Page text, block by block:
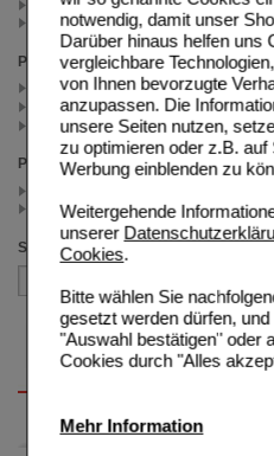
notwendig, damit unser
Darüber hinaus helfen uns
vergleichbare
von Ihnen bevorzugte
anzupassen. Die
unsere Seiten nutzen,
zu optimieren oder z.B.
Werbung einblenden zu
Weitergehende
unserer
Cookies.
Bitte wählen Sie
gesetzt werden dürfen,
"Auswahl bestätigen" oder
Cookies durch "Alles
Mehr Information
Elevit 1 gratis Elevit 2 (4er) (2)
fruchtbare Tage (1)
Packungsgröße
90 St (1)
30 St (1)
1X60 St (1)
Preis
>= 30.00 (1)
Sortieren nach